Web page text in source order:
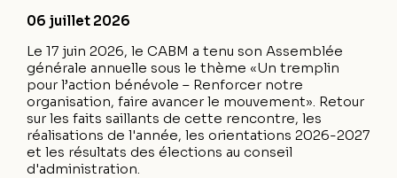
06 juillet 2026
Le 17 juin 2026, le CABM a tenu son Assemblée
générale annuelle sous le thème «Un tremplin
pour l’action bénévole – Renforcer notre
organisation, faire avancer le mouvement». Retour
sur les faits saillants de cette rencontre, les
réalisations de l'année, les orientations 2026-2027
et les résultats des élections au conseil
d'administration.